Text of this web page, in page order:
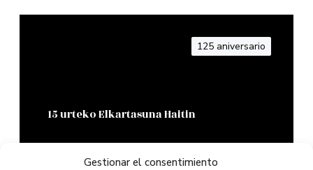
Gestionar el consentimiento
125 aniversario
15 urteko Elkartasuna Haitin